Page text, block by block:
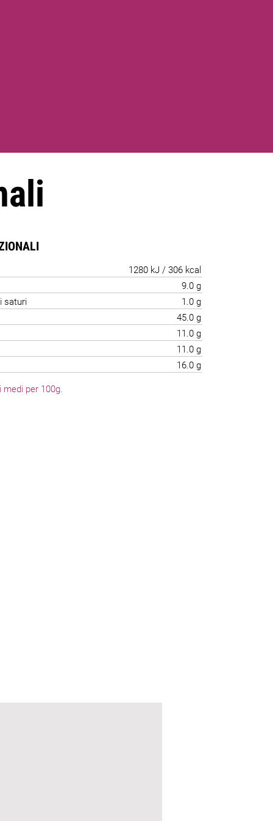
1280 kJ / 306 kcal
9.0 g
saturi
1.0 g
45.0 g
11.0 g
11.0 g
16.0 g
medi per 100g.